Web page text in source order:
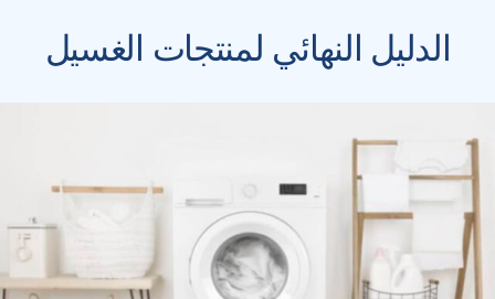
الدليل النهائي لمنتجات الغسيل